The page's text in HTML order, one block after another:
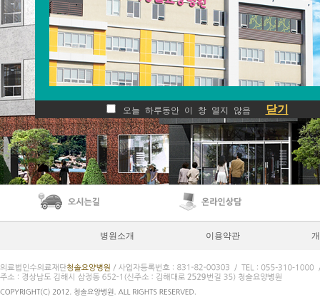
오늘 하루동안 이 창 열지 않음 닫기
병원소개 이용약관